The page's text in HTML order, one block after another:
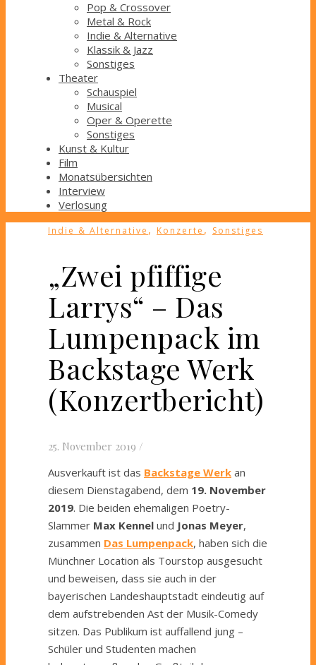
Pop & Crossover
Metal & Rock
Indie & Alternative
Klassik & Jazz
Sonstiges
Theater
Schauspiel
Musical
Oper & Operette
Sonstiges
Kunst & Kultur
Film
Monatsübersichten
Interview
Verlosung
Indie & Alternative , Konzerte , Sonstiges
„Zwei pfiffige
Larrys“ – Das
Lumpenpack im
Backstage Werk
(Konzertbericht)
25. November 2019 /
Ausverkauft ist das Backstage Werk an
diesem Dienstagabend, dem 19. November
2019. Die beiden ehemaligen Poetry-
Slammer Max Kennel und Jonas Meyer,
zusammen Das Lumpenpack, haben sich die
Münchner Location als Tourstop ausgesucht
und beweisen, dass sie auch in der
bayerischen Landeshauptstadt eindeutig auf
dem aufstrebenden Ast der Musik-Comedy
sitzen. Das Publikum ist auffallend jung –
Schüler und Studenten machen